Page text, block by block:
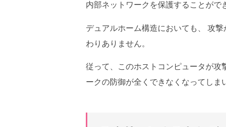
内部ネットワークを保護することがで
デュアルホーム構造においても、 攻
わりありません。
従って、このホストコンピュータが攻
ークの防御が全くできなくなってしま